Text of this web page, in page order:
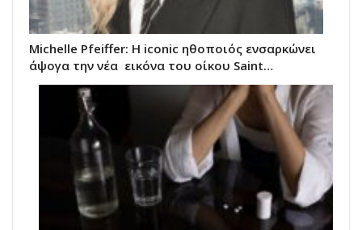
Michelle Pfeiffer: Η iconic ηθοποιός ενσαρκώνει
άψογα την νέα εικόνα του oίκου Saint…